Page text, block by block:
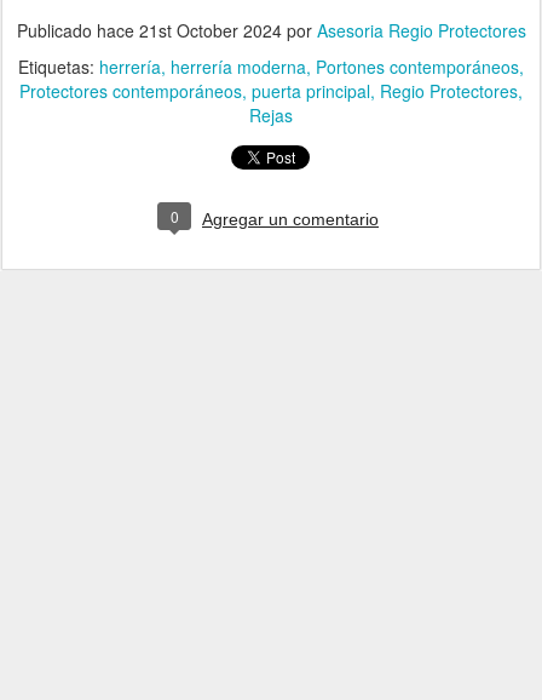
Publicado hace 21st October 2024por Asesoria Regio Protectores
Etiquetas: herrería herrería moderna Portones contemporáneos
Protectores contemporáneos puerta principal Regio Protectores
Rejas
0 Agregar un comentario